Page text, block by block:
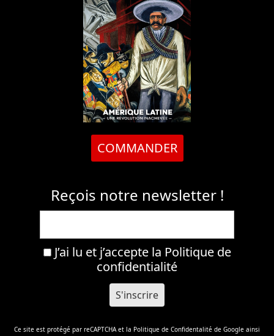
COMMANDER
Reçois notre newsletter !
J’ai lu et j’accepte la Politique de
confidentialité
Ce site est protégé par reCAPTCHA et la Politique de Confidentalité de Google ainsi